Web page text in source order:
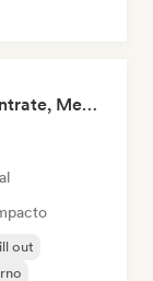
Chillscapes ~ Relax, Concentrate, Meditate, Sleep, Dream
out